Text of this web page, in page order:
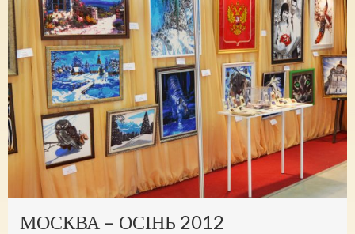
МОСКВА – ОСІНЬ 2012